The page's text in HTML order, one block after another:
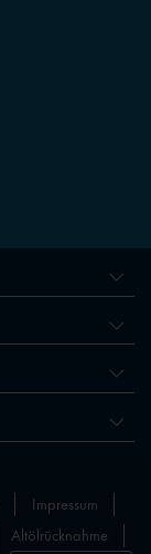
Impressum
Altölrücknahme